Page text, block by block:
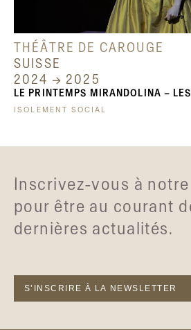
THÉÂTRE DE CAROUGE
SUISSE
2024 → 2025
LE PRINTEMPS MIRANDOLINA –
ISOLEMENT SOCIAL
Inscrivez-vous à
pour être au courant
dernières actualités.
S’INSCRIRE À LA NEWSLETTER